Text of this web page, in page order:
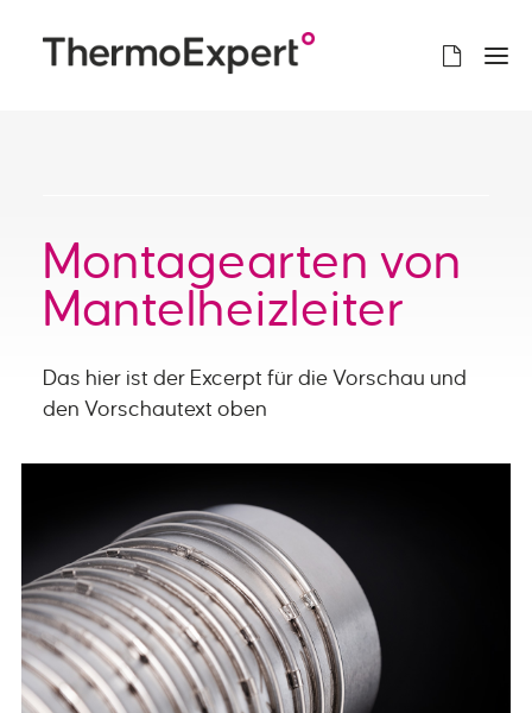
Montagearten von
Mantelheizleiter
Das hier ist der Excerpt für die Vorschau und
den Vorschautext oben